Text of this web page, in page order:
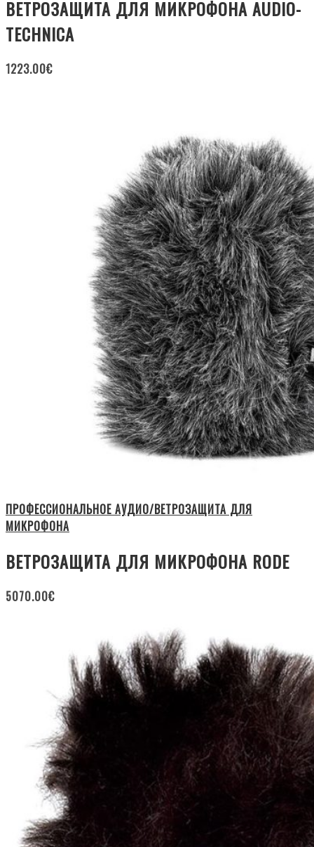
ВЕТРОЗАЩИТА ДЛЯ МИКРОФОНА AUDIO-
TECHNICA
1223.00€
ПРОФЕССИОНАЛЬНОЕ АУДИО/ВЕТРОЗАЩИТА ДЛЯ
МИКРОФОНА
ВЕТРОЗАЩИТА ДЛЯ МИКРОФОНА RODE
5070.00€